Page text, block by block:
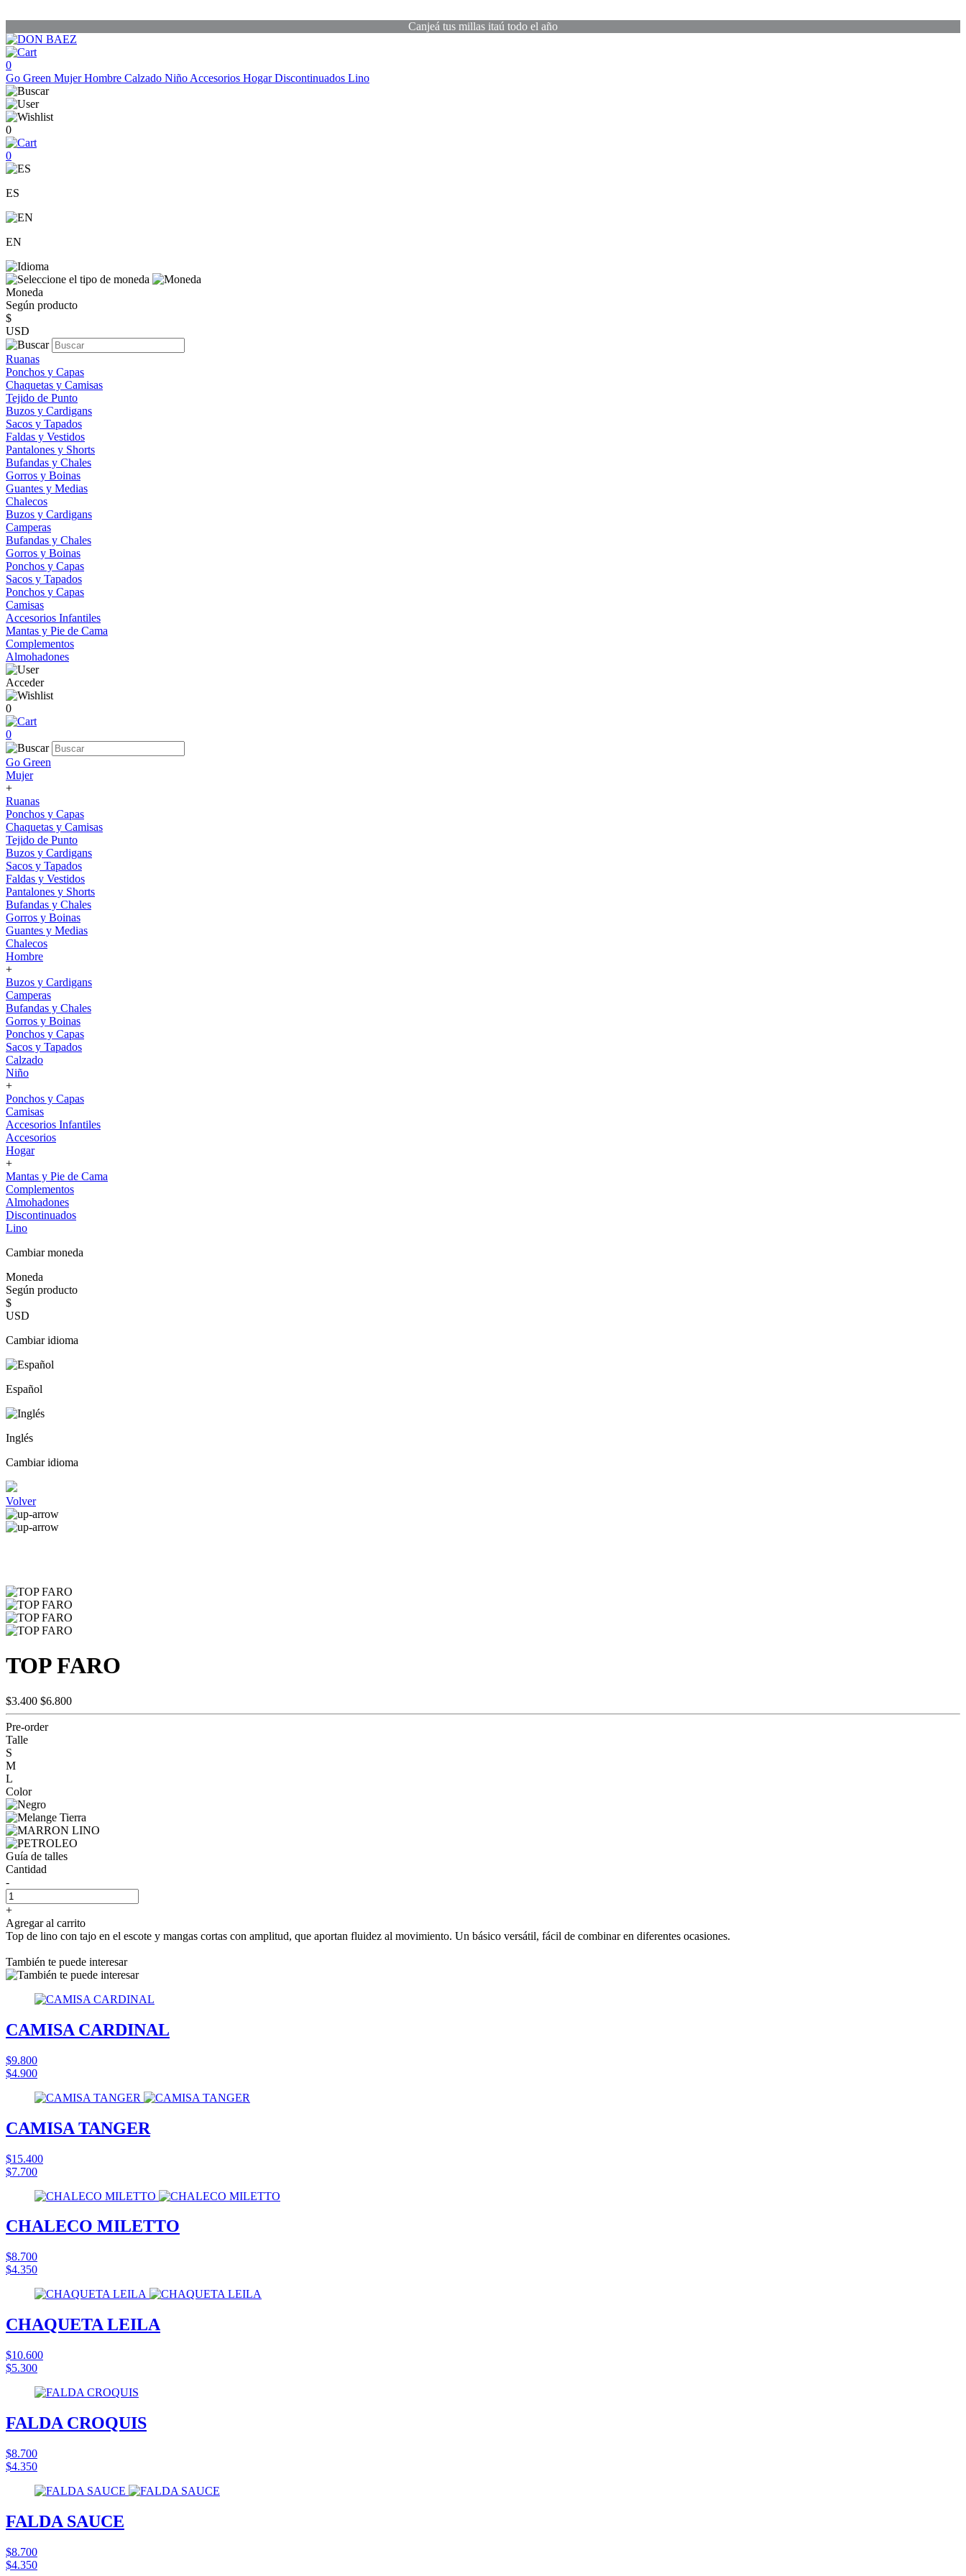
Canjeá tus millas itaú todo el año
0
Go Green MujerHombre Calzado Niño Accesorios HogarDiscontinuados Lino
0
0
ES
EN
Moneda
Según producto
$
USD
Ruanas
Ponchos y Capas
Chaquetas y Camisas
Tejido de Punto
Buzos y Cardigans
Sacos y Tapados
Faldas y Vestidos
Pantalones y Shorts
Bufandas y Chales
Gorros y Boinas
Guantes y Medias
Chalecos
Buzos y Cardigans
Camperas
Bufandas y Chales
Gorros y Boinas
Ponchos y Capas
Sacos y Tapados
Ponchos y Capas
Camisas
Accesorios Infantiles
Mantas y Pie de Cama
Complementos
Almohadones
Acceder
0
0
Go Green
Mujer
+
Ruanas
Ponchos y Capas
Chaquetas y Camisas
Tejido de Punto
Buzos y Cardigans
Sacos y Tapados
Faldas y Vestidos
Pantalones y Shorts
Bufandas y Chales
Gorros y Boinas
Guantes y Medias
Chalecos
Hombre
+
Buzos y Cardigans
Camperas
Bufandas y Chales
Gorros y Boinas
Ponchos y Capas
Sacos y Tapados
Calzado
Niño
+
Ponchos y Capas
Camisas
Accesorios Infantiles
Accesorios
Hogar
+
Mantas y Pie de Cama
Complementos
Almohadones
Discontinuados
Lino
Cambiar moneda
Moneda
Según producto
$
USD
Cambiar idioma
Español
Inglés
Cambiar idioma
Volver
TOP FARO
$3.400 $6.800
Pre-order
Talle
S
M
L
Color
Guía de talles
Cantidad
-
+
Agregar al carrito
Top de lino con tajo en el escote y mangas cortas con amplitud, que aportan fluidez al movimiento. Un básico versátil, fácil de combinar en diferentes ocasiones.
También te puede interesar
CAMISA CARDINAL
$9.800
$4.900
CAMISA TANGER
$15.400
$7.700
CHALECO MILETTO
$8.700
$4.350
CHAQUETA LEILA
$10.600
$5.300
FALDA CROQUIS
$8.700
$4.350
FALDA SAUCE
$8.700
$4.350